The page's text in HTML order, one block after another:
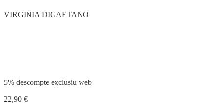
VIRGINIA DIGAETANO
5% descompte exclusiu web
22,90 €